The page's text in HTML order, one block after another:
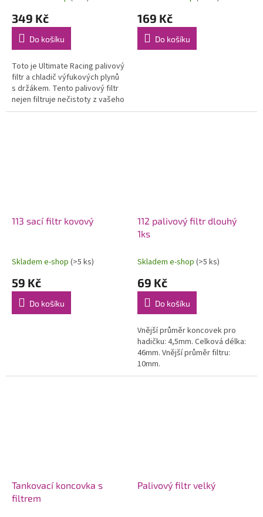
349 Kč
Do košíku
Toto je Ultimate Racing palivový
filtr a chladič výfukových plynů
s držákem. Tento palivový filtr
nejen filtruje nečistoty z vašeho
paliva, ale má také žebra...
169 Kč
Do košíku
113 sací filtr kovový
Skladem e-shop (>5 ks)
59 Kč
Do košíku
112 palivový filtr dlouhý
1ks
Skladem e-shop (>5 ks)
69 Kč
Do košíku
Vnější průměr koncovek pro
hadičku: 4,5mm. Celková délka:
46mm. Vnější průměr filtru:
10mm.
Tankovací koncovka s
filtrem
Palivový filtr velký